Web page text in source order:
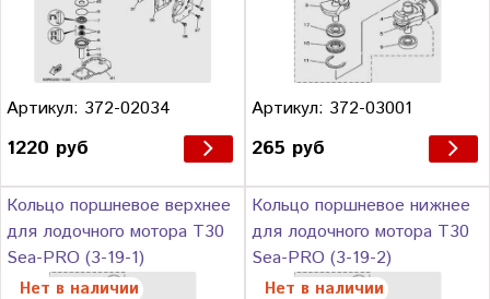
Артикул: 372-02034
1220 руб
Артикул: 372-03001
265 руб
Кольцо поршневое верхнее
для лодочного мотора Т30
Sea-PRO (3-19-1)
Нет в наличии
Кольцо поршневое нижнее
для лодочного мотора Т30
Sea-PRO (3-19-2)
Нет в наличии